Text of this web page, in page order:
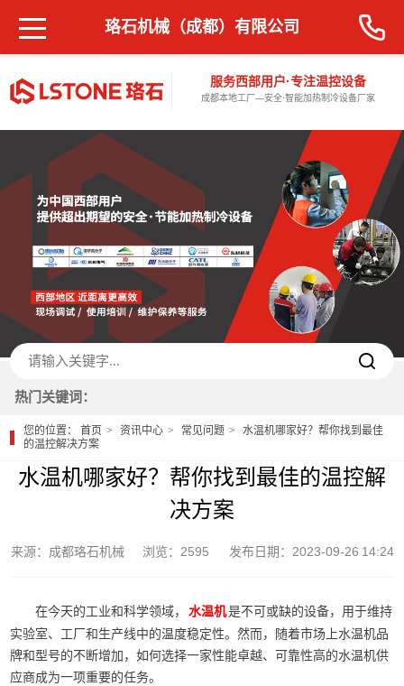
服务西部用户·专注温控设备
成都本地工厂—安全·智能加热制冷设备厂家
珞石机械（成都）有限公司
热门关键词：
您的位置：首页 资讯中心 常见问题
水温机哪家好？帮你找到最佳
的温控解决方案
水温机哪家好？帮你找到最佳的温控解
决方案
来源：成都珞石机械 浏览：2595 发布日期：2023-09-26 14:24
在今天的工业和科学领域， 水温机是不可或缺的设备，用于维持
实验室、工厂和生产线中的温度稳定性。然而，随着市场上水温机品
牌和型号的不断增加，如何选择一家性能卓越、可靠性高的水温机供
应商成为一项重要的任务。